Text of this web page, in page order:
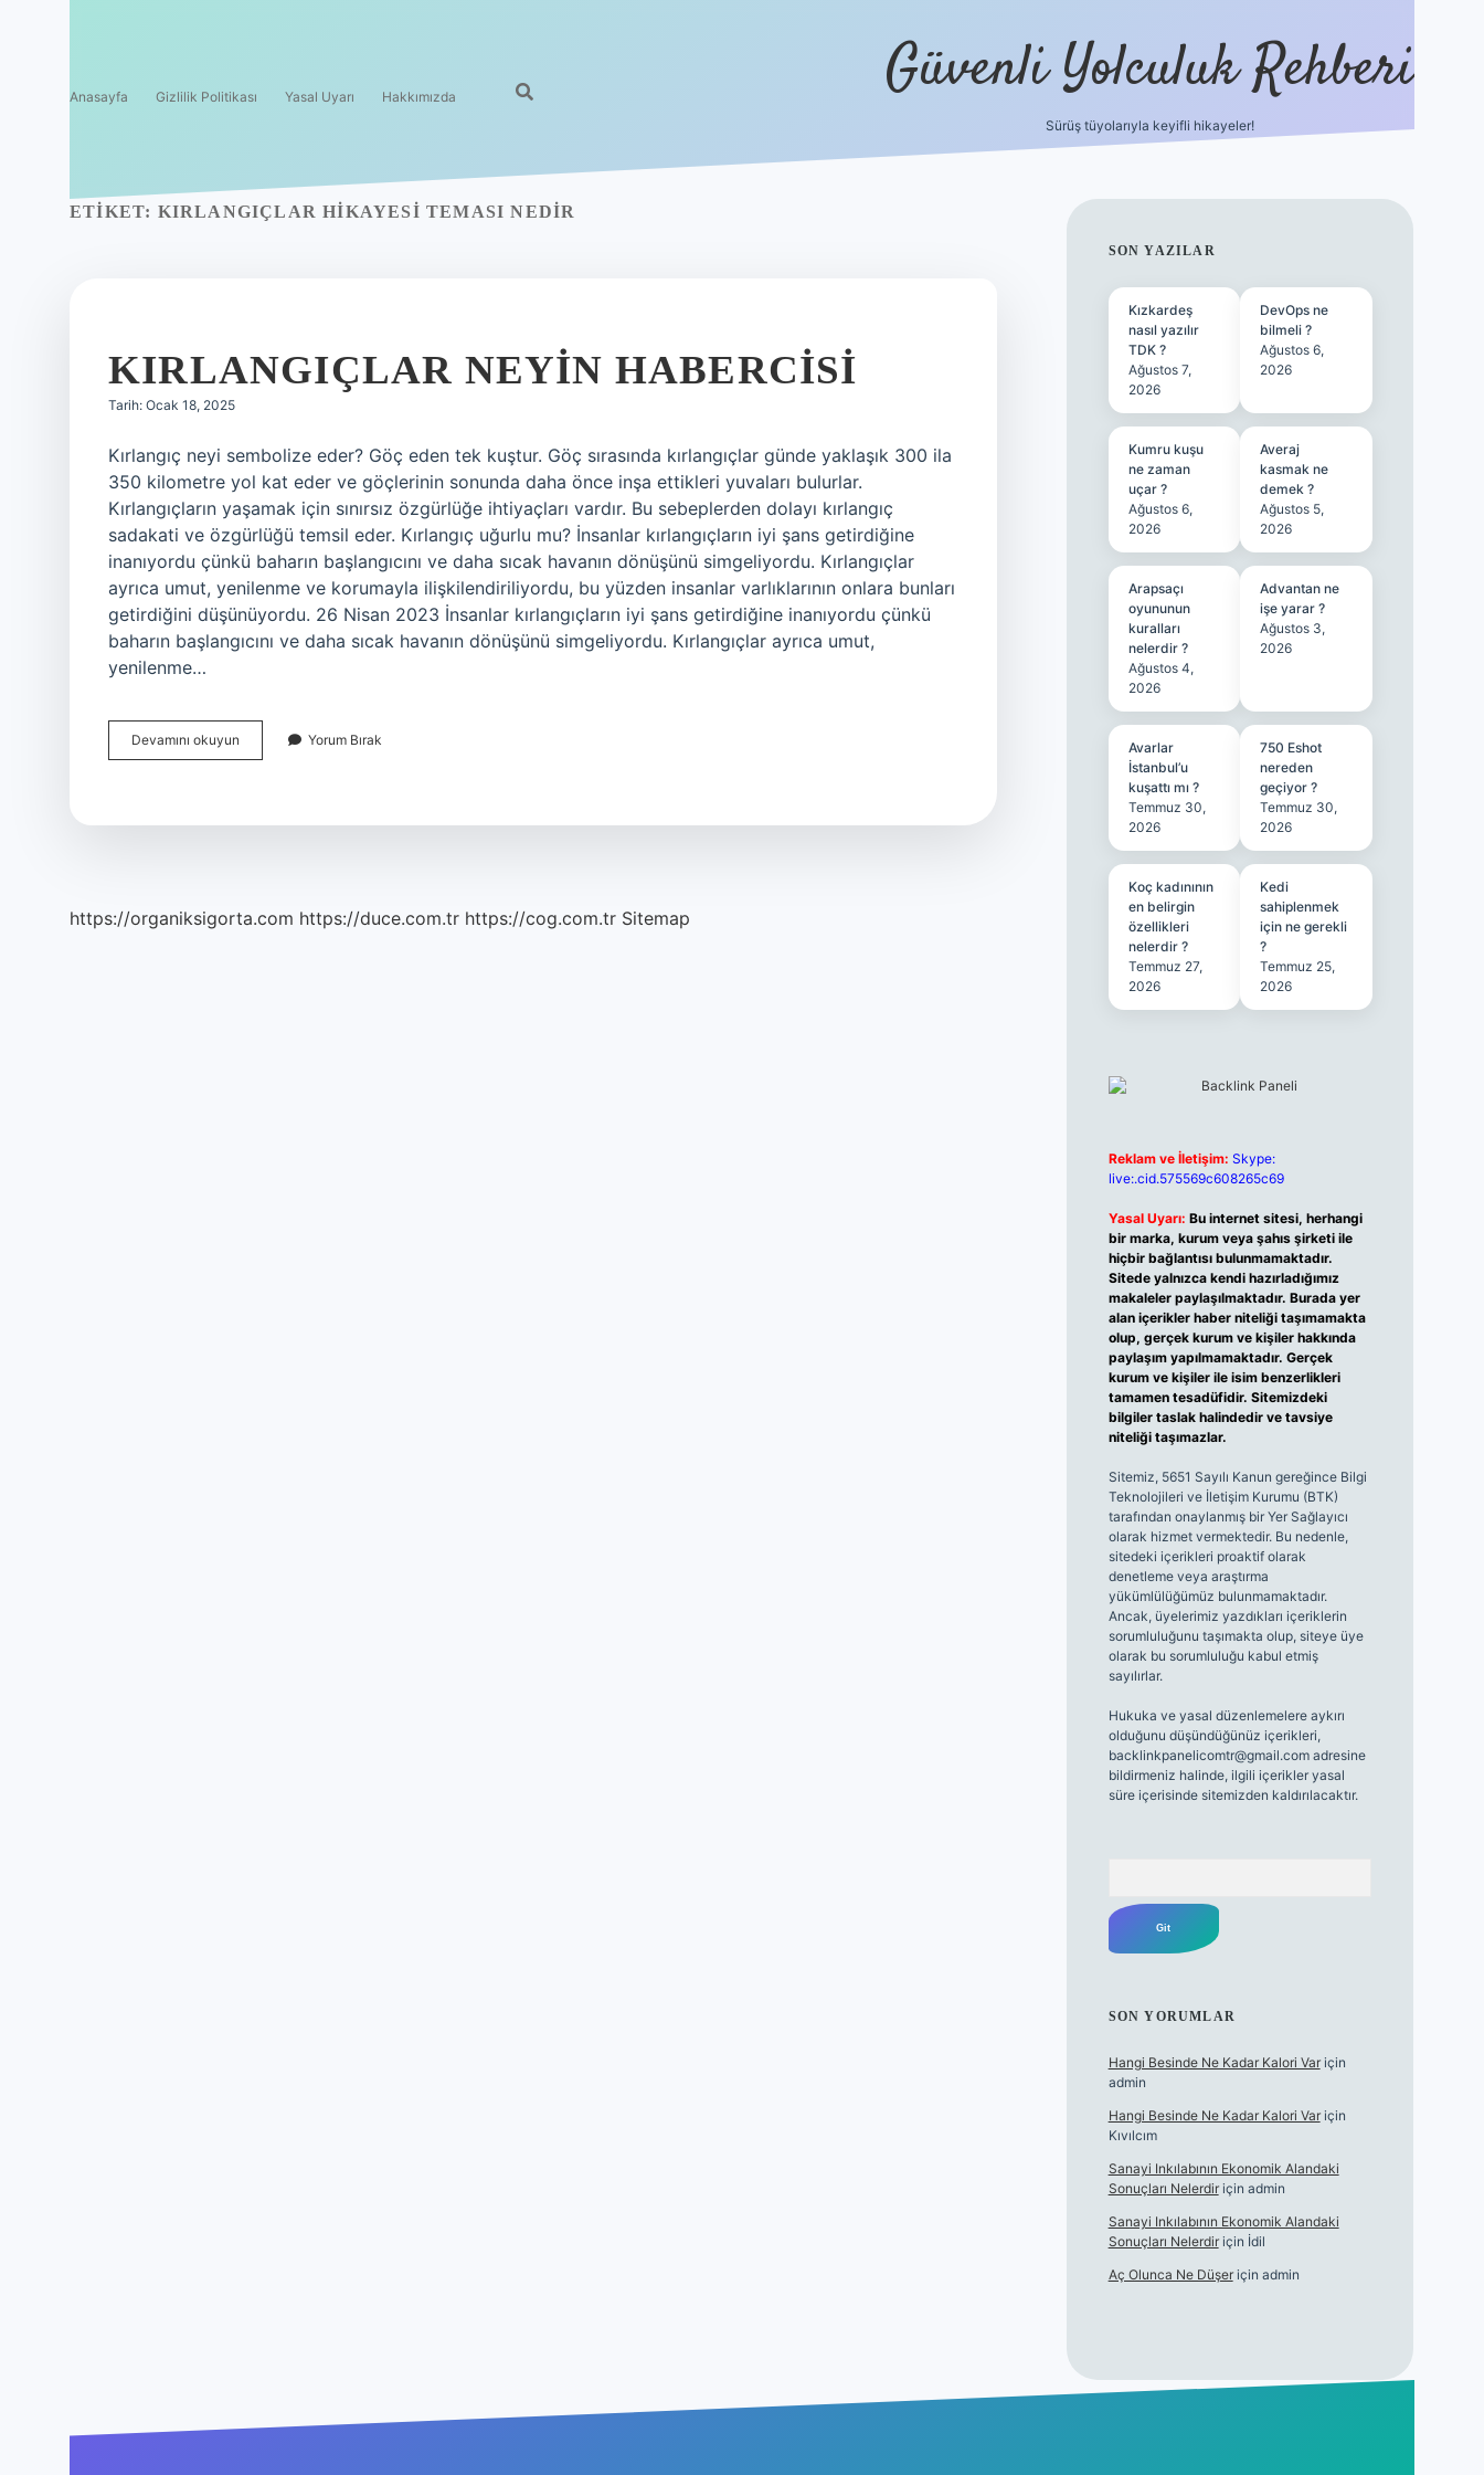
Anasayfa Gizlilik Politikası Yasal Uyarı Hakkımızda Güvenli Yolculuk Rehberi
Sürüş tüyolarıyla keyifli hikayeler!
ETIKET: KIRLANGIÇLAR HIKAYESI TEMASI NEDIR
KIRLANGIÇLAR NEYIN HABERCISI
Tarih: Ocak 18, 2025
Kırlangıç neyi sembolize eder? Göç eden tek kuştur. Göç sırasında kırlangıçlar günde yaklaşık 300 ila
350 kilometre yol kat eder ve göçlerinin sonunda daha önce inşa ettikleri yuvaları bulurlar.
Kırlangıçların yaşamak için sınırsız özgürlüğe ihtiyaçları vardır. Bu sebeplerden dolayı kırlangıç ​​
sadakati ve özgürlüğü temsil eder. Kırlangıç uğurlu mu? İnsanlar kırlangıçların iyi şans getirdiğine
inanıyordu çünkü baharın başlangıcını ve daha sıcak havanın dönüşünü simgeliyordu. Kırlangıçlar
ayrıca umut, yenilenme ve korumayla ilişkilendiriliyordu, bu yüzden insanlar varlıklarının onlara bunları
getirdiğini düşünüyordu. 26 Nisan 2023 İnsanlar kırlangıçların iyi şans getirdiğine inanıyordu çünkü
baharın başlangıcını ve daha sıcak havanın dönüşünü simgeliyordu. Kırlangıçlar ayrıca umut,
yenilenme…
Devamını okuyun Kırlangıçlar
Neyin
Yorum Bırak
https://organiksigorta.com https://duce.com.tr https://cog.com.tr Sitemap
SIDEBAR
SON YAZILAR
Kızkardeş
nasıl yazılır
TDK ?
Ağustos 7,
2026
DevOps ne
bilmeli ?
Ağustos 6,
2026
Kumru kuşu
ne zaman
uçar ?
Ağustos 6,
2026
Averaj
kasmak ne
demek ?
Ağustos 5,
2026
Arapsaçı
oyununun
kuralları
nelerdir ?
Ağustos 4,
2026
Advantan ne
işe yarar ?
Ağustos 3,
2026
Avarlar
İstanbul’u
kuşattı mı ?
Temmuz 30,
2026
750 Eshot
nereden
geçiyor ?
Temmuz 30,
2026
Koç kadınının
en belirgin
özellikleri
nelerdir ?
Temmuz 27,
2026
Kedi
sahiplenmek
için ne gerekli
?
Temmuz 25,
2026
Reklam ve İletişim: Skype:
live:.cid.575569c608265c69
Yasal Uyarı: Bu internet sitesi, herhangi
bir marka, kurum veya şahıs şirketi ile
hiçbir bağlantısı bulunmamaktadır.
Sitede yalnızca kendi hazırladığımız
makaleler paylaşılmaktadır. Burada yer
alan içerikler haber niteliği taşımamakta
olup, gerçek kurum ve kişiler hakkında
paylaşım yapılmamaktadır. Gerçek
kurum ve kişiler ile isim benzerlikleri
tamamen tesadüfidir. Sitemizdeki
bilgiler taslak halindedir ve tavsiye
niteliği taşımazlar.
Sitemiz, 5651 Sayılı Kanun gereğince Bilgi
Teknolojileri ve İletişim Kurumu (BTK)
tarafından onaylanmış bir Yer Sağlayıcı
olarak hizmet vermektedir. Bu nedenle,
sitedeki içerikleri proaktif olarak
denetleme veya araştırma
yükümlülüğümüz bulunmamaktadır.
Ancak, üyelerimiz yazdıkları içeriklerin
sorumluluğunu taşımakta olup, siteye üye
olarak bu sorumluluğu kabul etmiş
sayılırlar.
Hukuka ve yasal düzenlemelere aykırı
olduğunu düşündüğünüz içerikleri,
backlinkpanelicomtr@gmail.comadresine
bildirmeniz halinde, ilgili içerikler yasal
süre içerisinde sitemizden kaldırılacaktır.
SON YORUMLAR
Hangi Besinde Ne Kadar Kalori Variçin
admin
Hangi Besinde Ne Kadar Kalori Variçin
Kıvılcım
Sanayi Inkılabının Ekonomik Alandaki
Sonuçları Nelerdiriçin admin
Sanayi Inkılabının Ekonomik Alandaki
Sonuçları Nelerdiriçin İdil
Aç Olunca Ne Düşeriçin admin
grandoperabet